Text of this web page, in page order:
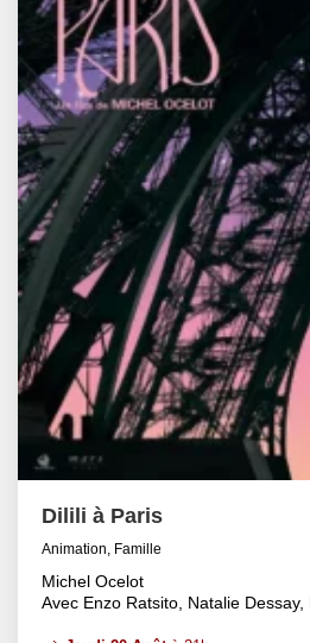
Dilili à Paris
Animation, Famille
Michel Ocelot
Avec Enzo Ratsito, Natalie Dessay,